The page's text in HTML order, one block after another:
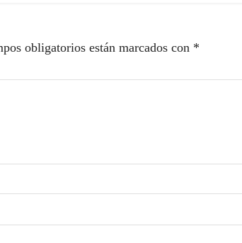
obligatorios están marcados con *